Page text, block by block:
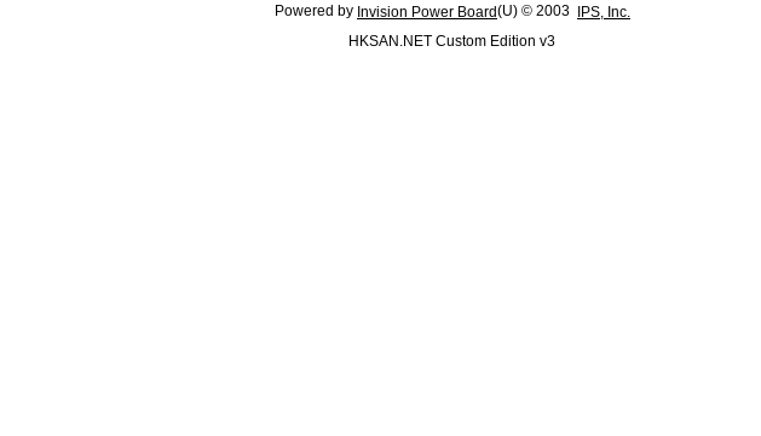
Powered by Invision Power Board(U) © 2003
IPS, Inc.
HKSAN.NET Custom Edition v3